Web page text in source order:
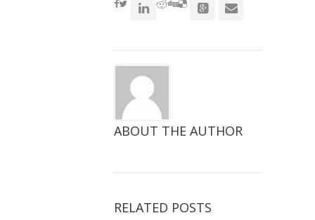
窗
口
窗
口
窗
口
ABOUT THE AUTHOR
RELATED POSTS